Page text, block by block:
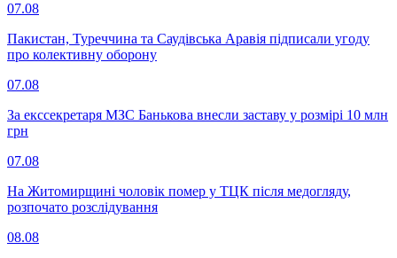
07.08
Пакистан, Туреччина та Саудівська Аравія підписали угоду
про колективну оборону
07.08
За екссекретаря МЗС Банькова внесли заставу у розмірі 10 млн
грн
07.08
На Житомирщині чоловік помер у ТЦК після медогляду,
розпочато розслідування
08.08